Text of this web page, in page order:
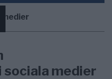
medier